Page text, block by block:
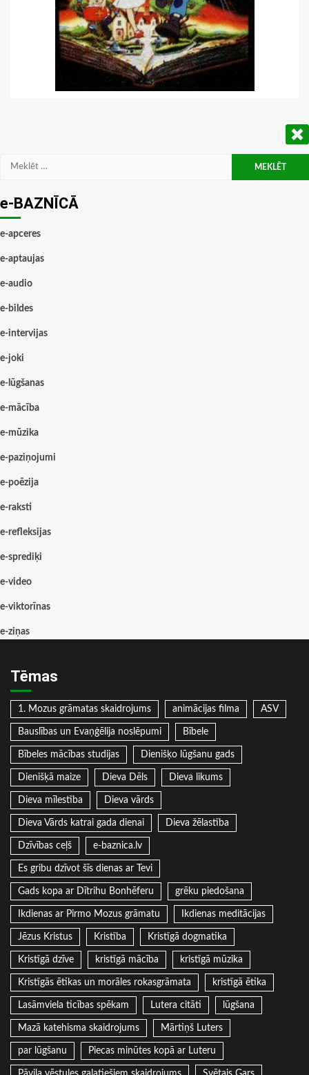
Meklēt:
e-BAZNĪCĀ
e-apceres
e-aptaujas
e-audio
e-bildes
e-intervijas
e-joki
e-lūgšanas
e-mācība
e-mūzika
e-paziņojumi
e-poēzija
e-raksti
e-refleksijas
e-sprediķi
e-video
e-viktorīnas
e-ziņas
Tēmas
1. Mozus grāmatas skaidrojums animācijas filma ASV
Bauslības un Evaņģēlija noslēpumi Bībele
Bībeles mācības studijas Dienišķo lūgšanu gads
Dienišķā maize Dieva Dēls Dieva likums
Dieva mīlestība Dieva vārds
Dieva Vārds katrai gada dienai Dieva žēlastība
Dzīvības ceļš e-baznica.lv
Es gribu dzīvot šīs dienas ar Tevi
Gads kopa ar Dītrihu Bonhēferu grēku piedošana
Ikdienas ar Pirmo Mozus grāmatu Ikdienas meditācijas
Jēzus Kristus Kristība Kristīgā dogmatika
Kristīgā dzīve kristīgā mācība kristīgā mūzika
Kristīgās ētikas un morāles rokasgrāmata kristīgā ētika
Lasāmviela ticības spēkam Lutera citāti lūgšana
Mazā katehisma skaidrojums Mārtiņš Luters
par lūgšanu Piecas minūtes kopā ar Luteru